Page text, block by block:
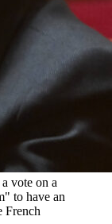
vote on a
to have an
French